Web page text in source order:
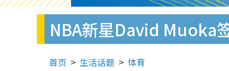
NBA新星David Muoka
首页 生活话题 体育